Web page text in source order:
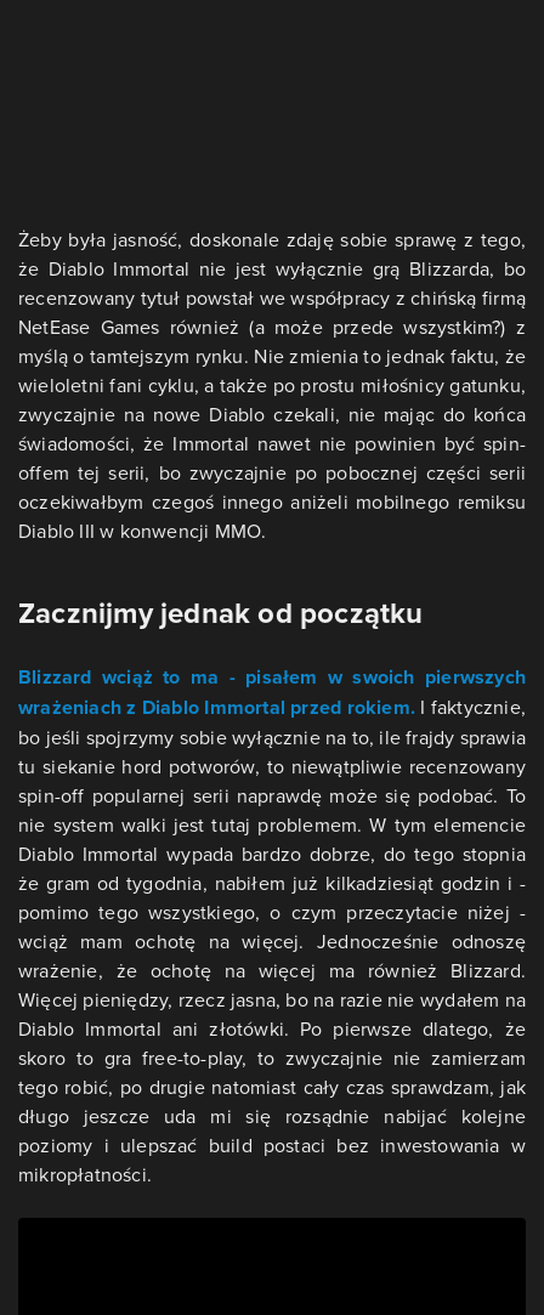
Żeby była jasność, doskonale zdaję sobie sprawę z tego,
że Diablo Immortal nie jest wyłącznie grą Blizzarda, bo
recenzowany tytuł powstał we współpracy z chińską firmą
NetEase Games również (a może przede wszystkim?) z
myślą o tamtejszym rynku. Nie zmienia to jednak faktu, że
wieloletni fani cyklu, a także po prostu miłośnicy gatunku,
zwyczajnie na nowe Diablo czekali, nie mając do końca
świadomości, że Immortal nawet nie powinien być spin-
offem tej serii, bo zwyczajnie po pobocznej części serii
oczekiwałbym czegoś innego aniżeli mobilnego remiksu
Diablo III w konwencji MMO.
Zacznijmy jednak od początku
Blizzard wciąż to ma - pisałem w swoich pierwszych
wrażeniach z Diablo Immortal przed rokiem.I faktycznie,
bo jeśli spojrzymy sobie wyłącznie na to, ile frajdy sprawia
tu siekanie hord potworów, to niewątpliwie recenzowany
spin-off popularnej serii naprawdę może się podobać. To
nie system walki jest tutaj problemem. W tym elemencie
Diablo Immortal wypada bardzo dobrze, do tego stopnia
że gram od tygodnia, nabiłem już kilkadziesiąt godzin i -
pomimo tego wszystkiego, o czym przeczytacie niżej -
wciąż mam ochotę na więcej. Jednocześnie odnoszę
wrażenie, że ochotę na więcej ma również Blizzard.
Więcej pieniędzy, rzecz jasna, bo na razie nie wydałem na
Diablo Immortal ani złotówki. Po pierwsze dlatego, że
skoro to gra free-to-play, to zwyczajnie nie zamierzam
tego robić, po drugie natomiast cały czas sprawdzam, jak
długo jeszcze uda mi się rozsądnie nabijać kolejne
poziomy i ulepszać build postaci bez inwestowania w
mikropłatności.